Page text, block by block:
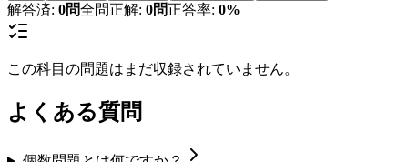
解答済: 0問全問正解: 0問正答率: 0%
この科目の問題はまだ収録されていません。
よくある質問